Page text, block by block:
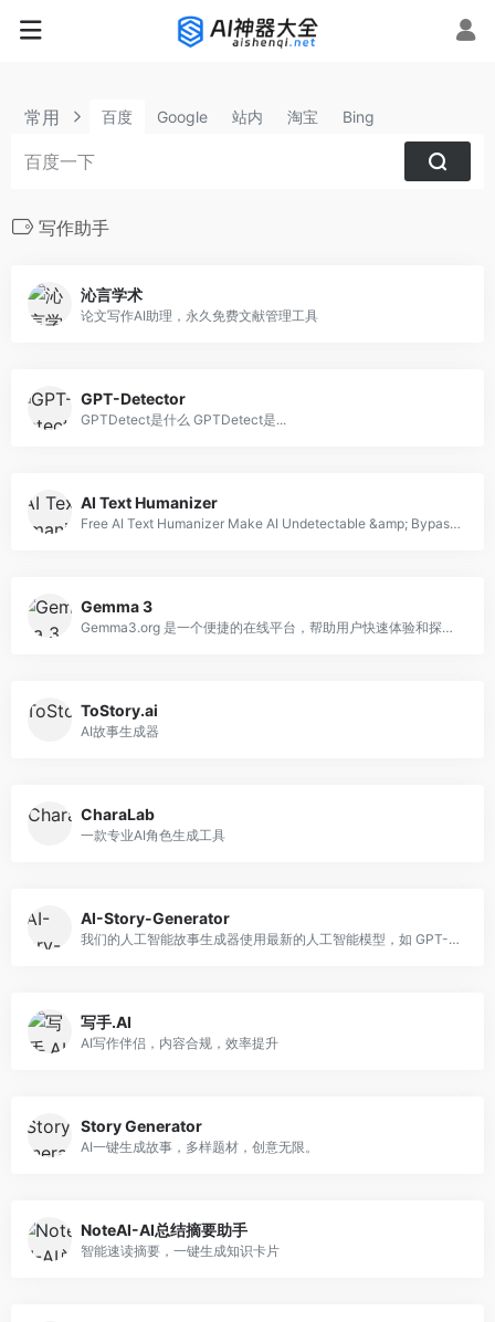
常用 百度 Google 站内 淘宝 Bing
写作助手
沁言学术
论文写作AI助理，永久免费文献管理工具
GPT-Detector
GPTDetect是什么 GPTDetect是...
AI Text Humanizer
Free AI Text Humanizer Make AI Undetectable &amp; Bypass AI Detection
Gemma 3
Gemma3.org 是一个便捷的在线平台，帮助用户快速体验和探索先进的 AI 大模型。无需繁琐的配置，即可轻松尝试各种 AI 生成能力，无论是文本创作、内容优
ToStory.ai
AI故事生成器
CharaLab
一款专业AI角色生成工具
AI-Story-Generator
我们的人工智能故事生成器使用最新的人工智能模型，如 GPT-4o、Claude 3.5 和 Gemini 1.5，根据您的想法生成独特而有趣的故事。
写手.AI
AI写作伴侣，内容合规，效率提升
Story Generator
AI一键生成故事，多样题材，创意无限。
NoteAI-AI总结摘要助手
智能速读摘要，一键生成知识卡片